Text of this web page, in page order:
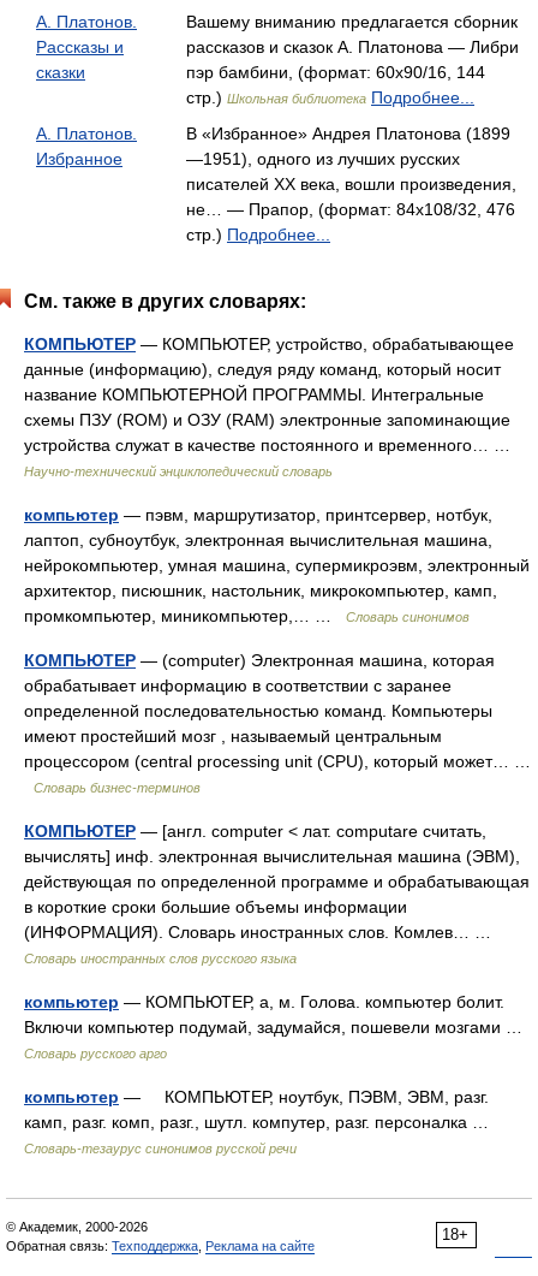
А. Платонов.
Рассказы и
сказки
Вашему вниманию предлагается сборник
рассказов и сказок А. Платонова — Либри
пэр бамбини, (формат: 60x90/16, 144
стр.) Школьная библиотека Подробнее...
А. Платонов.
Избранное
В «Избранное» Андрея Платонова (1899
—1951), одного из лучших русских
писателей XX века, вошли произведения,
не… — Прапор, (формат: 84x108/32, 476
стр.) Подробнее...
См. также в других словарях:
КОМПЬЮТЕР — КОМПЬЮТЕР, устройство, обрабатывающее
данные (информацию), следуя ряду команд, который носит
название КОМПЬЮТЕРНОЙ ПРОГРАММЫ. Интегральные
схемы ПЗУ (ROM) и ОЗУ (RAM) электронные запоминающие
устройства служат в качестве постоянного и временного… …
Научно-технический энциклопедический словарь
компьютер — пэвм, маршрутизатор, принтсервер, нотбук,
лаптоп, субноутбук, электронная вычислительная машина,
нейрокомпьютер, умная машина, супермикроэвм, электронный
архитектор, писюшник, настольник, микрокомпьютер, камп,
промкомпьютер, миникомпьютер,… …
Словарь синонимов
КОМПЬЮТЕР — (computer) Электронная машина, которая
обрабатывает информацию в соответствии с заранее
определенной последовательностью команд. Компьютеры
имеют простейший мозг , называемый центральным
процессором (central processing unit (CPU), который может… …
Словарь бизнес-терминов
КОМПЬЮТЕР — [англ. computer < лат. computare считать,
вычислять] инф. электронная вычислительная машина (ЭВМ),
действующая по определенной программе и обрабатывающая
в короткие сроки большие объемы информации
(ИНФОРМАЦИЯ). Словарь иностранных слов. Комлев… …
Словарь иностранных слов русского языка
компьютер — КОМПЬЮТЕР, а, м. Голова. компьютер болит.
Включи компьютер подумай, задумайся, пошевели мозгами …
Словарь русского арго
компьютер — КОМПЬЮТЕР, ноутбук, ПЭВМ, ЭВМ, разг.
камп, разг. комп, разг., шутл. компутер, разг. персоналка …
Словарь-тезаурус синонимов русской речи
18+
© Академик, 2000-2026
Обратная связь: Техподдержка Реклама на сайте